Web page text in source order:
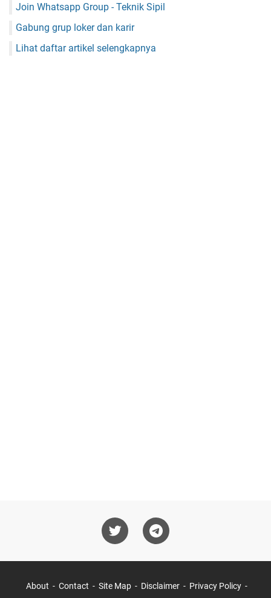
Join Whatsapp Group - Teknik Sipil
Gabung grup loker dan karir
Lihat daftar artikel selengkapnya
About Contact Site Map Disclaimer Privacy Policy